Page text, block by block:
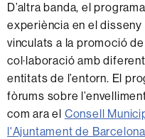
D’altra banda, el
experiència en el
vinculats a la promoció
col·laboració amb
entitats de l’entorn. El
fòrums sobre
com ara el Consell
l'Ajuntament de